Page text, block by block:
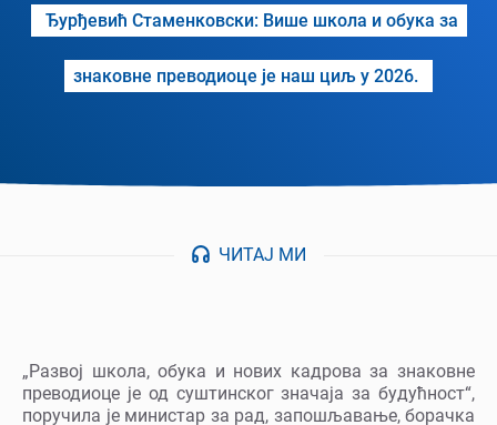
Ђурђевић Стаменковски: Више школа и обука за
знаковне преводиоце је наш циљ у 2026.
ЧИТАЈ МИ
„Развој школа, обука и нових кадрова за знаковне
преводиоце је од суштинског значаја за будућност“,
поручила је министар за рад, запошљавање, борачка